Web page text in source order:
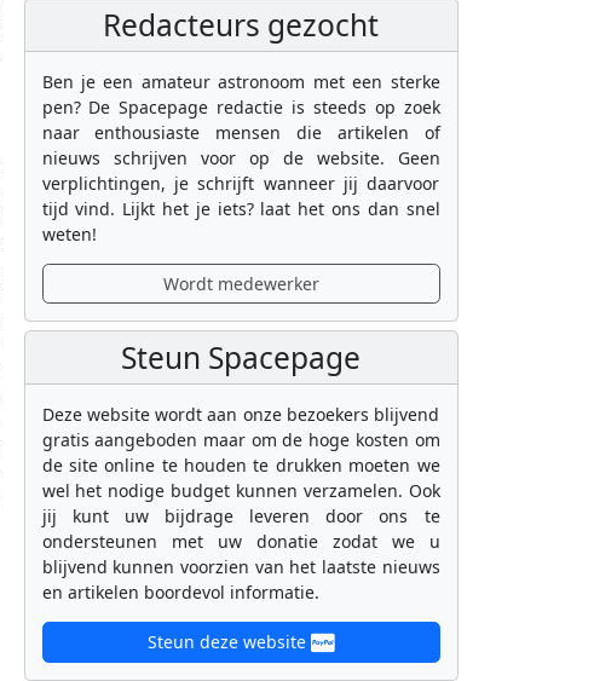
Redacteurs gezocht
Ben je een amateur astronoom met een sterke
pen? De Spacepage redactie is steeds op zoek
naar enthousiaste mensen die artikelen of
nieuws schrijven voor op de website. Geen
verplichtingen, je schrijft wanneer jij daarvoor
tijd vind. Lijkt het je iets? laat het ons dan snel
weten!
Wordt medewerker
Steun Spacepage
Deze website wordt aan onze bezoekers blijvend
gratis aangeboden maar om de hoge kosten om
de site online te houden te drukken moeten we
wel het nodige budget kunnen verzamelen. Ook
jij kunt uw bijdrage leveren door ons te
ondersteunen met uw donatie zodat we u
blijvend kunnen voorzien van het laatste nieuws
en artikelen boordevol informatie.
Steun deze website